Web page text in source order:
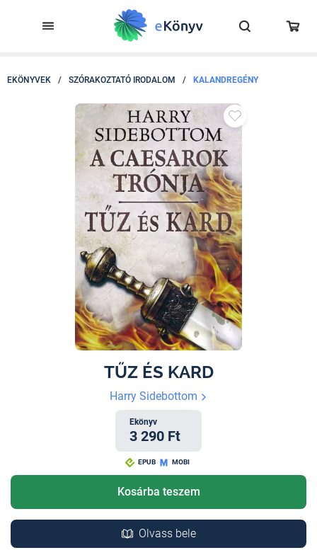
EKÖNYVEK / SZÓRAKOZTATÓ IRODALOM / KALANDREGÉNY
TŰZ ÉS KARD
Harry Sidebottom
Ekönyv
3 290 Ft
EPUB MOBI
Kosárba teszem
Olvass bele